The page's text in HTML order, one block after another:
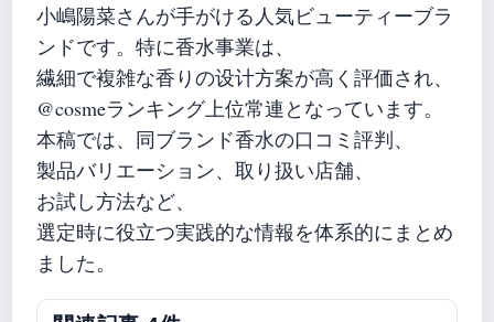
小嶋陽菜さんが手がける人気ビューティーブラ
ンドです。特に香水事業は、
繊細で複雑な香りの设计方案が高く評価され、
@cosmeランキング上位常連となっています。
本稿では、同ブランド香水の口コミ評判、
製品バリエーション、取り扱い店舗、
お試し方法など、
選定時に役立つ実践的な情報を体系的にまとめ
ました。